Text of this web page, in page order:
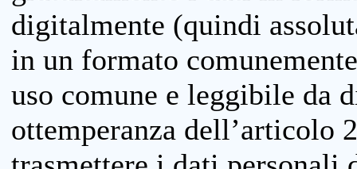
digitalmente (quindi
in un formato
uso comune e leggibile da
ottemperanza dell’articolo